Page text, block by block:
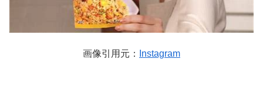
画像引用元： Instagram